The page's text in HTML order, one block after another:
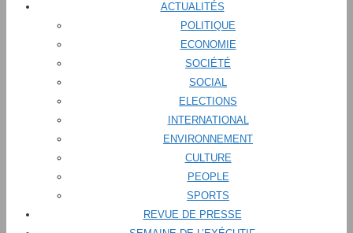
ACTUALITÉS
POLITIQUE
ECONOMIE
SOCIÉTÉ
SOCIAL
ELECTIONS
INTERNATIONAL
ENVIRONNEMENT
CULTURE
PEOPLE
SPORTS
REVUE DE PRESSE